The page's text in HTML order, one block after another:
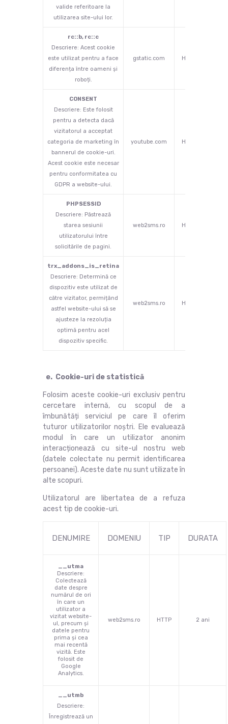
valide referitoare la
utilizarea site-ului lor.
rc::b, rc::c
Descriere: Acest cookie
este utilizat pentru a face
diferența între oameni și
roboți.
gstatic.com HTML
CONSENT
Descriere: Este folosit
pentru a detecta dacă
vizitatorul a acceptat
categoria de marketing în
bannerul de cookie-uri.
Acest cookie este necesar
pentru conformitatea cu
GDPR a website-ului.
youtube.com HTTP
PHPSESSID
Descriere: Păstrează
starea sesiunii
utilizatorului între
solicitările de pagini.
web2sms.ro HTTP
trx_addons_is_retina
Descriere: Determină ce
dispozitiv este utilizat de
către vizitator, permițând
astfel website-ului să se
ajusteze la rezoluția
optimă pentru acel
dispozitiv specific.
web2sms.ro HTTP
e. Cookie-uri de statistică
Folosim aceste cookie-uri exclusiv pentru
cercetare internă, cu scopul de a
îmbunătăți serviciul pe care îl oferim
tuturor utilizatorilor noștri. Ele evaluează
modul în care un utilizator anonim
interacționează cu site-ul nostru web
(datele colectate nu permit identificarea
persoanei). Aceste date nu sunt utilizate în
alte scopuri.
Utilizatorul are libertatea de a refuza
acest tip de cookie-uri.
DENUMIRE DOMENIU TIP DURATA
__utma
Descriere:
Colectează
date despre
numărul de ori
în care un
utilizator a
vizitat website-
ul, precum și
datele pentru
prima și cea
mai recentă
vizită. Este
folosit de
Google
Analytics.
web2sms.ro HTTP 2 ani
__utmb
Descriere:
Înregistrează un